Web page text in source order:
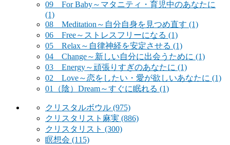
09 For Baby～マタニティ・育児中のあなたに
(1)
08 Meditation～自分自身を見つめ直す (1)
06 Free～ストレスフリーになる (1)
05 Relax～自律神経を安定させる (1)
04 Change～新しい自分に出会うために (1)
03 Energy～頑張りすぎのあなたに (1)
02 Love～恋をしたい・愛が欲しいあなたに (1)
01（陰）Dream～すぐに眠れる (1)
クリスタルボウル (975)
クリスタリスト麻実 (886)
クリスタリスト (300)
瞑想会 (115)